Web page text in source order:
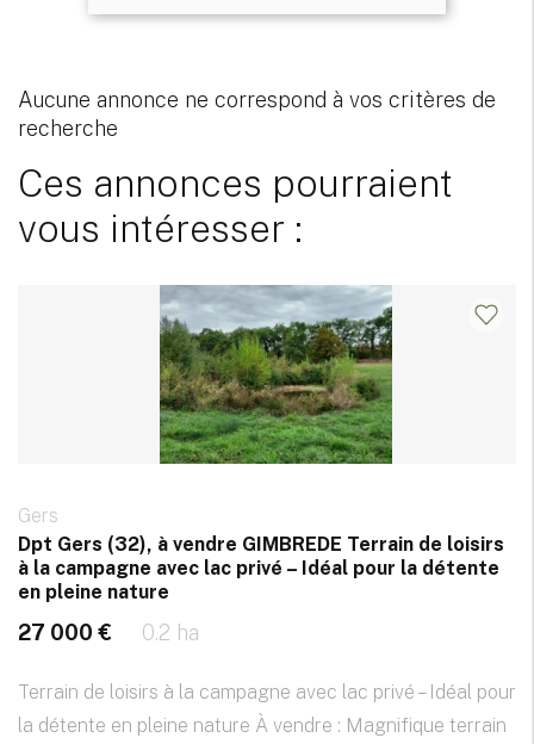
Aucune annonce ne correspond à vos critères de
recherche
Ces annonces pourraient
vous intéresser :
Gers
Dpt Gers (32), à vendre GIMBREDE Terrain de loisirs
à la campagne avec lac privé – Idéal pour la détente
en pleine nature
27 000 € 0.2 ha
Terrain de loisirs à la campagne avec lac privé – Idéal pour
la détente en pleine nature À vendre : Magnifique terrain